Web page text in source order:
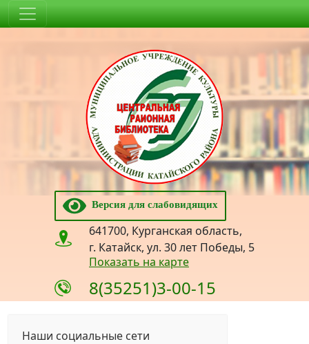
Версия для слабовидящих
641700, Курганская область,
г. Катайск, ул. 30 лет Победы, 5
Показать на карте
8(35251)3-00-15
Наши социальные сети